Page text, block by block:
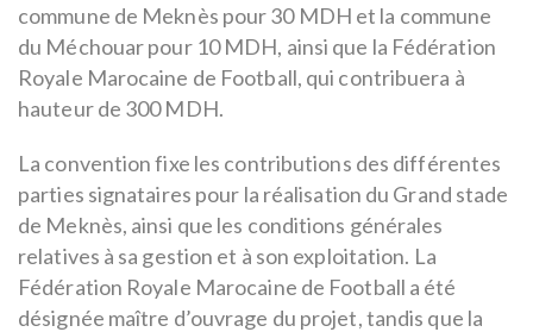
commune de Meknès pour 30 MDH et la commune
du Méchouar pour 10 MDH, ainsi que la Fédération
Royale Marocaine de Football, qui contribuera à
hauteur de 300 MDH.
La convention fixe les contributions des différentes
parties signataires pour la réalisation du Grand stade
de Meknès, ainsi que les conditions générales
relatives à sa gestion et à son exploitation. La
Fédération Royale Marocaine de Football a été
désignée maître d’ouvrage du projet, tandis que la